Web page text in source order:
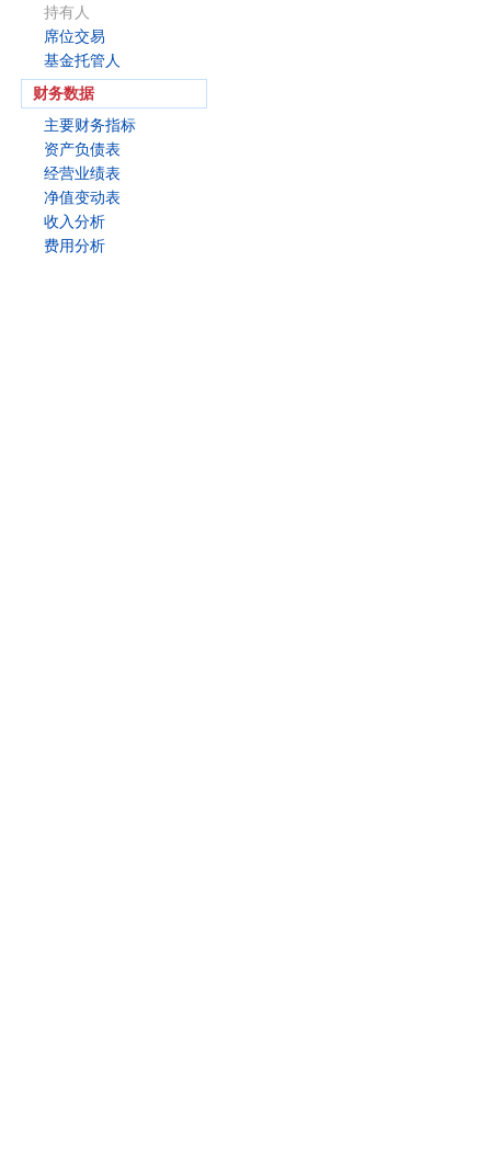
持有人
席位交易
基金托管人
财务数据
主要财务指标
资产负债表
经营业绩表
净值变动表
收入分析
费用分析